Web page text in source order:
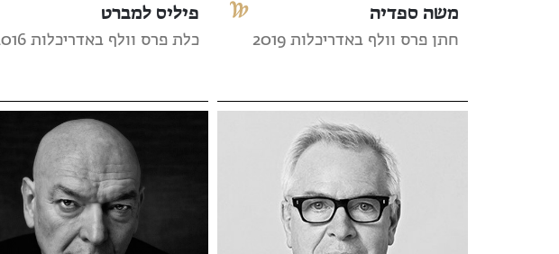
משה ספדיה
חתן פרס וולף באדריכלות 2019
פיליס למברט
כלת פרס וולף באדריכלות 2016